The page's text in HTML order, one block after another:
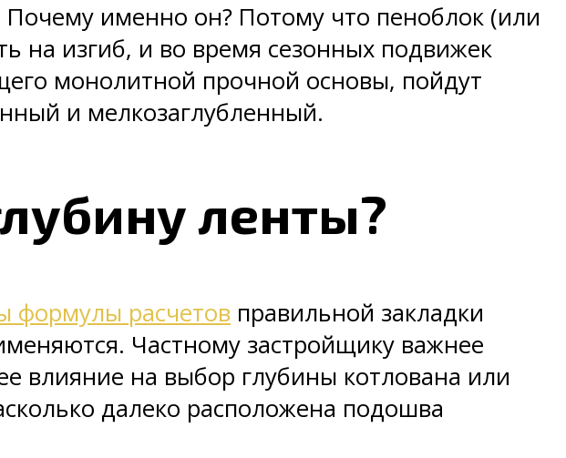
именно он? Потому что пеноблок (или
на изгиб, и во время сезонных подвижек
монолитной прочной основы, пойдут
и мелкозаглубленный.
ленты?
формулы расчетов правильной закладки
Частному застройщику важнее
влияние на выбор глубины котлована или
далеко расположена подошва